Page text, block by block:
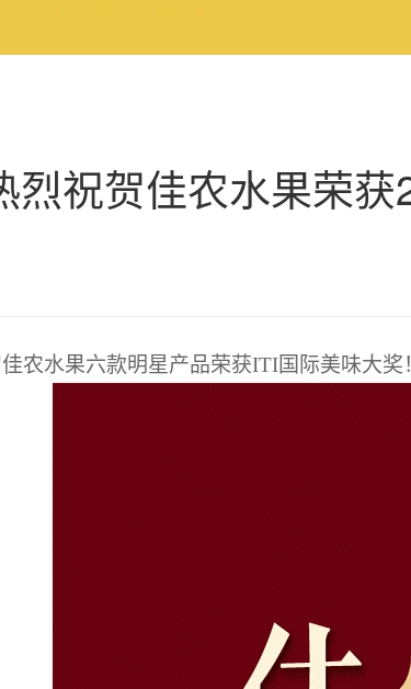
烈祝贺佳农水果荣
农水果六款明星产品荣获ITI国际美味大奖